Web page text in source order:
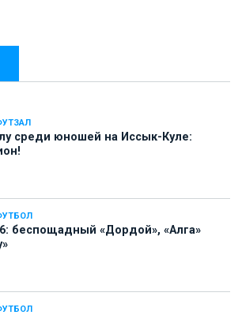
среди юношей на Иссык-Куле:
беспощадный «Дордой», «Алга»